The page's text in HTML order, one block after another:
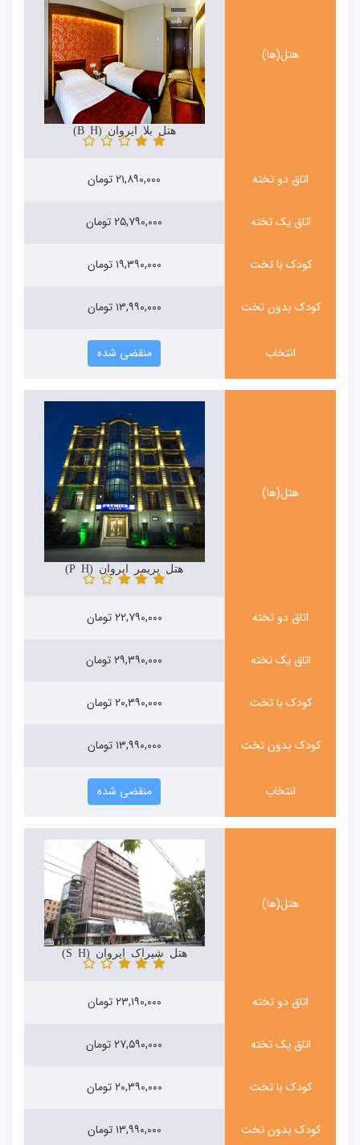
هتل(ها)
هتل بلا ایروان (Bella Hotel)
اتاق دو تخته ۲۱,۸۹۰,۰۰۰ تومان
اتاق یک تخته ۲۵,۷۹۰,۰۰۰ تومان
کودک با تخت ۱۹,۳۹۰,۰۰۰ تومان
کودک بدون تخت ۱۳,۹۹۰,۰۰۰ تومان
انتخاب منقضی شده
هتل(ها)
هتل پریمر ایروان (Primer Hotel)
اتاق دو تخته ۲۲,۷۹۰,۰۰۰ تومان
اتاق یک تخته ۲۹,۳۹۰,۰۰۰ تومان
کودک با تخت ۲۰,۳۹۰,۰۰۰ تومان
کودک بدون تخت ۱۳,۹۹۰,۰۰۰ تومان
انتخاب منقضی شده
هتل(ها)
هتل شیراک ایروان (Shirak Hotel)
اتاق دو تخته ۲۳,۱۹۰,۰۰۰ تومان
اتاق یک تخته ۲۷,۵۹۰,۰۰۰ تومان
کودک با تخت ۲۰,۳۹۰,۰۰۰ تومان
کودک بدون تخت ۱۳,۹۹۰,۰۰۰ تومان